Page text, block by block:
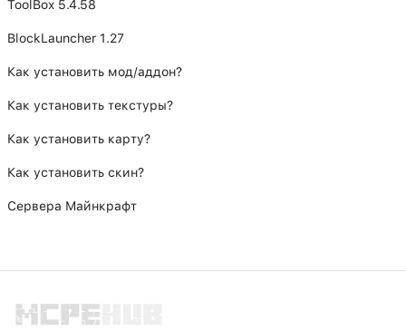
ToolBox 5.4.58
BlockLauncher 1.27
Как установить мод/аддон?
Как установить текстуры?
Как установить карту?
Как установить скин?
Сервера Майнкрафт